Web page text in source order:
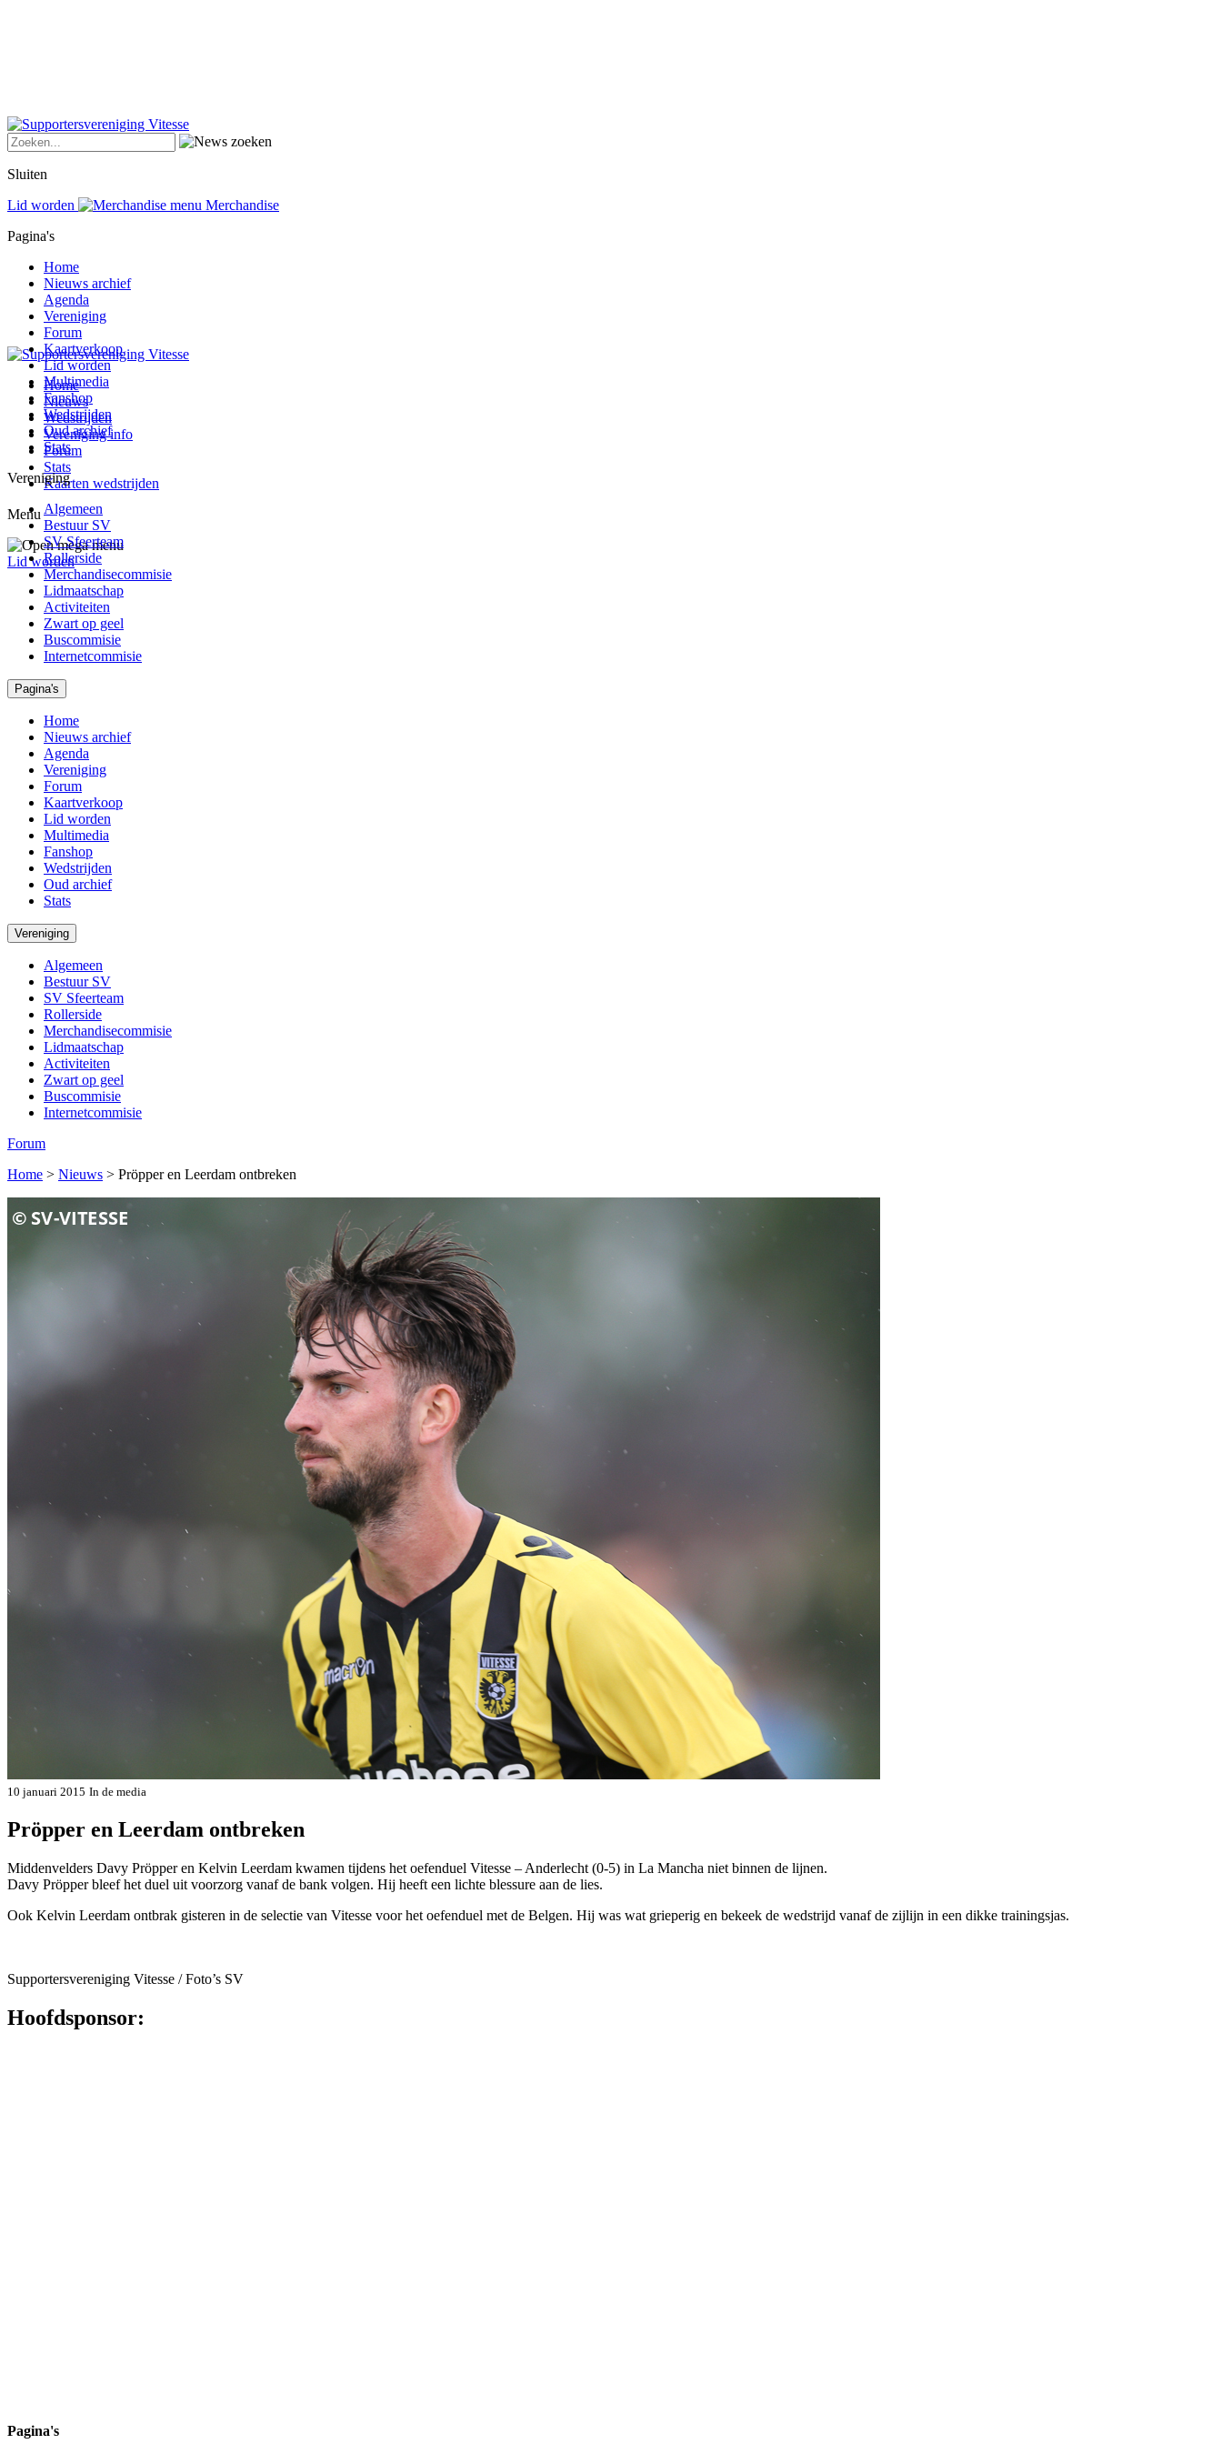
Home
Nieuws
Wedstrijden
Vereniging info
Forum
Stats
Kaarten wedstrijden
Menu
Lid worden
Sluiten
Lid worden
Merchandise
Pagina's
Home
Nieuws archief
Agenda
Vereniging
Forum
Kaartverkoop
Lid worden
Multimedia
Fanshop
Wedstrijden
Oud archief
Stats
Vereniging
Algemeen
Bestuur SV
SV Sfeerteam
Rollerside
Merchandisecommisie
Lidmaatschap
Activiteiten
Zwart op geel
Buscommisie
Internetcommisie
Pagina's
Home
Nieuws archief
Agenda
Vereniging
Forum
Kaartverkoop
Lid worden
Multimedia
Fanshop
Wedstrijden
Oud archief
Stats
Vereniging
Algemeen
Bestuur SV
SV Sfeerteam
Rollerside
Merchandisecommisie
Lidmaatschap
Activiteiten
Zwart op geel
Buscommisie
Internetcommisie
Forum
Home > Nieuws > Pröpper en Leerdam ontbreken
10 januari 2015 In de media
Pröpper en Leerdam ontbreken
Middenvelders Davy Pröpper en Kelvin Leerdam kwamen tijdens het oefenduel Vitesse – Anderlecht (0-5) in La Mancha niet binnen de lijnen.
Davy Pröpper bleef het duel uit voorzorg vanaf de bank volgen. Hij heeft een lichte blessure aan de lies.
Ook Kelvin Leerdam ont­brak gisteren in de se­lectie van Vitesse voor het oefenduel met de Belgen. Hij was wat grieperig en bekeek de wedstrijd vanaf de zijlijn in een dik­ke trainingsjas.
Supportersvereniging Vitesse / Foto’s SV
Hoofdsponsor:
Pagina's